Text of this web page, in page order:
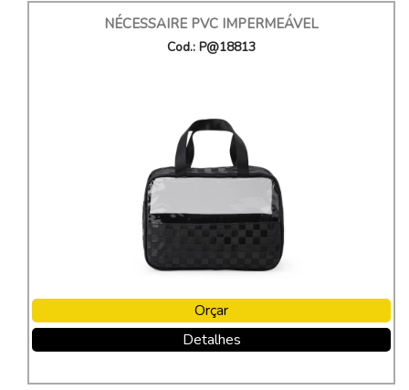
NÉCESSAIRE PVC IMPERMEÁVEL
Cod.: P@18813
Orçar
Detalhes